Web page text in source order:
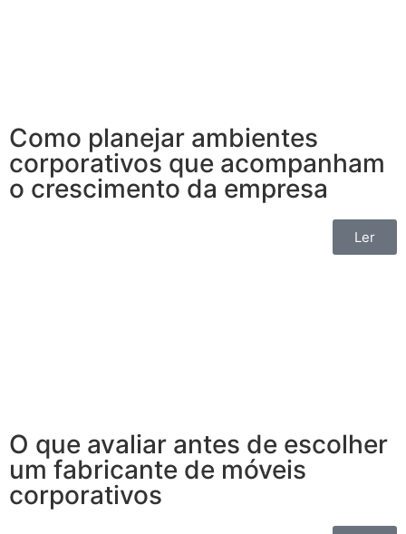
Como planejar ambientes
corporativos que acompanham
o crescimento da empresa
Ler
O que avaliar antes de escolher
um fabricante de móveis
corporativos